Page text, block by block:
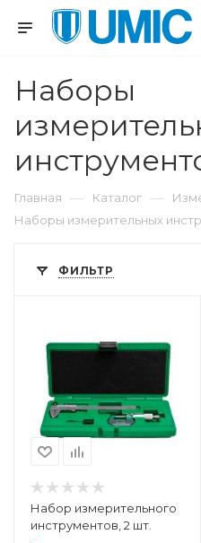
Наборы
Главная — Каталог —
Наборы измерительных
ФИЛЬТР
Набор измерительного
инструментов, 2 шт.